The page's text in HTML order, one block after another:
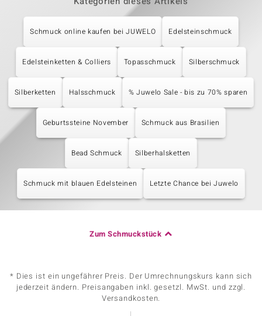
Schmuck online kaufen bei JUWELO Edelsteinschmuck
Edelsteinketten & Colliers Topasschmuck Silberschmuck
Silberketten Halsschmuck % Juwelo Sale - bis zu 70% sparen
Geburtssteine November Schmuck aus Brasilien
Bead Schmuck Silberhalsketten
Schmuck mit blauen Edelsteinen Letzte Chance bei Juwelo
Zum Schmuckstück
* Dies ist ein ungefährer Preis. Der Umrechnungskurs kann sich
jederzeit ändern. Preisangaben inkl. gesetzl. MwSt. und zzgl.
Versandkosten.